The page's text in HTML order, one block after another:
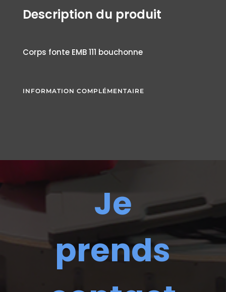
Description du produit
Corps fonte EMB 111 bouchonne
INFORMATION COMPLÉMENTAIRE
Je
prends